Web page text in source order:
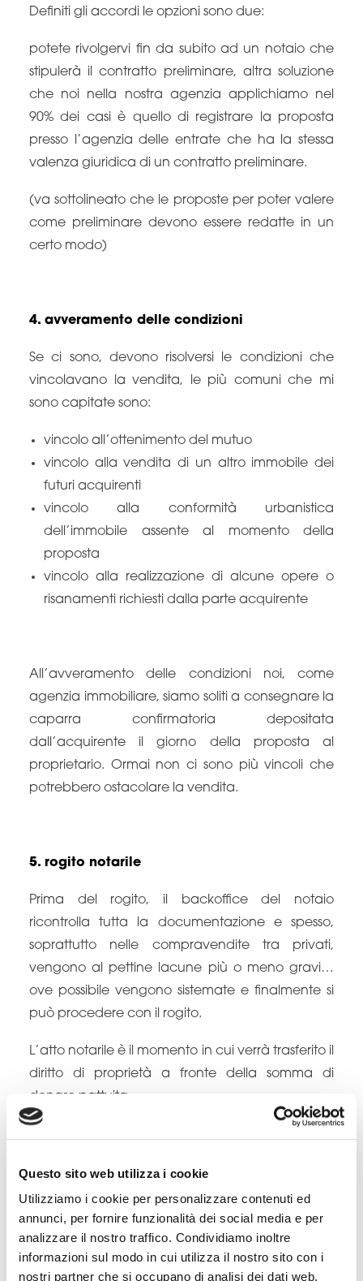
Questo sito web utilizza i cookie
Utilizziamo i cookie per personalizzare contenuti ed
annunci, per fornire funzionalità dei social media e per
analizzare il nostro traffico. Condividiamo inoltre
informazioni sul modo in cui utilizza il nostro sito con i
nostri partner che si occupano di analisi dei dati web,
Definiti gli accordi le opzioni sono due:
potete rivolgervi fin da subito ad un notaio che
stipulerà il contratto preliminare, altra soluzione
che noi nella nostra agenzia applichiamo nel
90% dei casi è quello di registrare la proposta
presso l’agenzia delle entrate che ha la stessa
valenza giuridica di un contratto preliminare.
(va sottolineato che le proposte per poter valere
come preliminare devono essere redatte in un
certo modo)
4. avveramento delle condizioni
Se ci sono, devono risolversi le condizioni che
vincolavano la vendita, le più comuni che mi
sono capitate sono:
vincolo all’ottenimento del mutuo
vincolo alla vendita di un altro immobile dei
futuri acquirenti
vincolo alla conformità urbanistica
dell’immobile assente al momento della
proposta
vincolo alla realizzazione di alcune opere o
risanamenti richiesti dalla parte acquirente
All’avveramento delle condizioni noi, come
agenzia immobiliare, siamo soliti a consegnare la
caparra confirmatoria depositata
dall’acquirente il giorno della proposta al
proprietario. Ormai non ci sono più vincoli che
potrebbero ostacolare la vendita.
5. rogito notarile
Prima del rogito, il backoffice del notaio
ricontrolla tutta la documentazione e spesso,
soprattutto nelle compravendite tra privati,
vengono al pettine lacune più o meno gravi…
ove possibile vengono sistemate e finalmente si
può procedere con il rogito.
L’atto notarile è il momento in cui verrà trasferito il
diritto di proprietà a fronte della somma di
denaro pattuita.